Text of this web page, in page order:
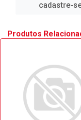
cadastre-
Produtos